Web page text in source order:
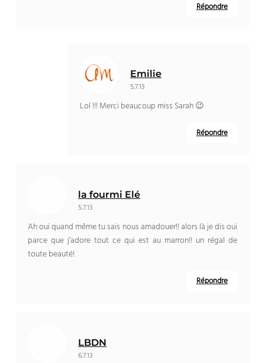
Répondre
Emilie
5.7.13
Lol !!! Merci beaucoup miss Sarah 😉
Répondre
la fourmi Elé
5.7.13
Ah oui quand même tu sais nous amadouer!! alors là je dis oui
parce que j’adore tout ce qui est au marron!! un régal de
toute beauté!
Répondre
LBDN
6.7.13